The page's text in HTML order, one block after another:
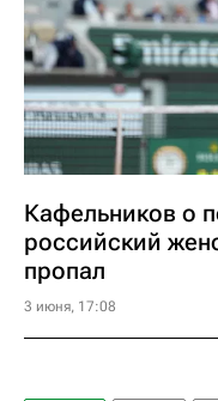
Кафельников о
российский
пропал
3 июня, 17:08